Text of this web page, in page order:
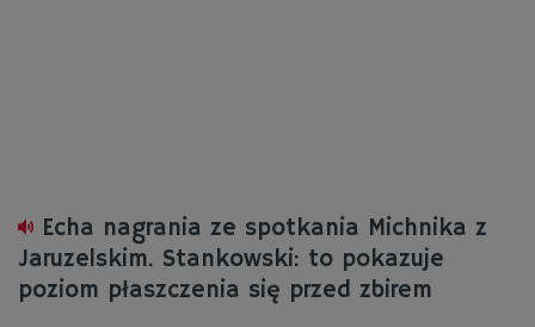
Echa nagrania ze spotkania Michnika z
Jaruzelskim. Stankowski: to pokazuje
poziom płaszczenia się przed zbirem